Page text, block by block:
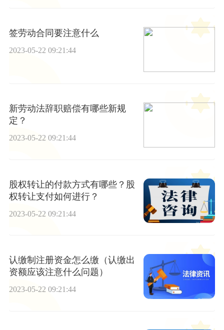
签劳动合同要注意什么
2023-05-22 09:21:44
新劳动法辞职赔偿有哪些新规
定？
2023-05-22 09:21:44
股权转让的付款方式有哪些？股
权转让支付如何进行？
2023-05-22 09:21:44
认缴制注册资金怎么缴（认缴出
资额应该注意什么问题）
2023-05-22 09:21:44